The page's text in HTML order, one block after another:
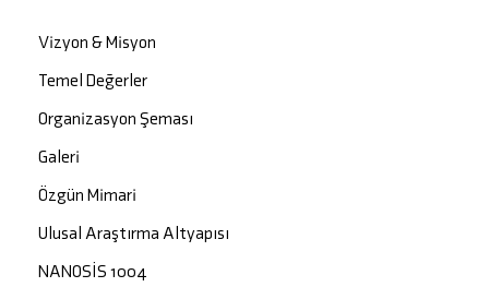
Vizyon & Misyon
Temel Değerler
Organizasyon Şeması
Galeri
Özgün Mimari
Ulusal Araştırma Altyapısı
NANOSİS 1004